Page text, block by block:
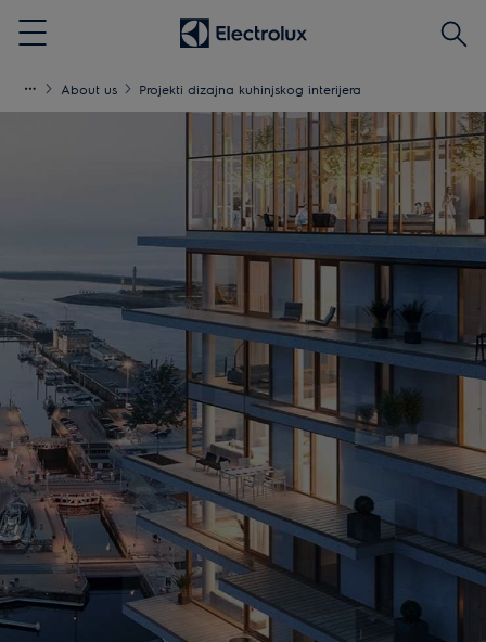
Menu
Traži
About us Projekti dizajna kuhinjskog interijera